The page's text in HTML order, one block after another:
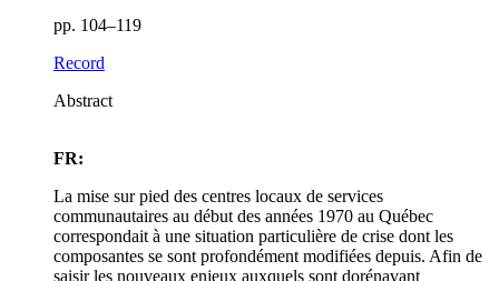
pp. 104–119
Record
Abstract
FR:
La mise sur pied des centres locaux de services
communautaires au début des années 1970 au Québec
correspondait à une situation particulière de crise dont les
composantes se sont profondément modifiées depuis. Afin de
saisir les nouveaux enjeux auxquels sont dorénavant